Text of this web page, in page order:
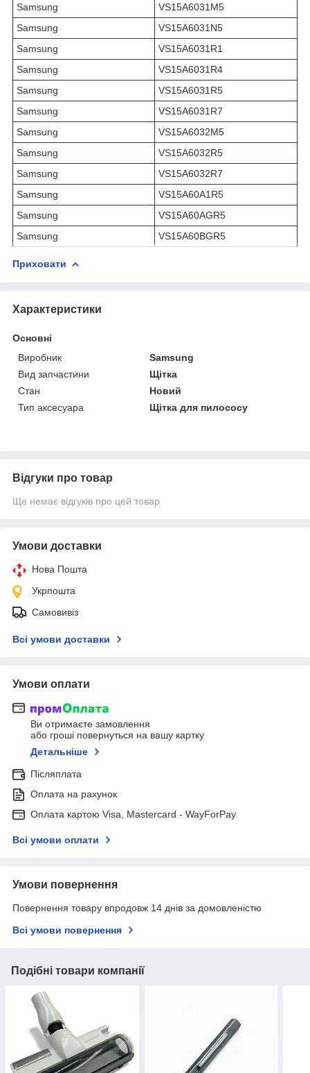
Samsung
VS15A6031M5
Samsung
VS15A6031N5
Samsung
VS15A6031R1
Samsung
VS15A6031R4
Samsung
VS15A6031R5
Samsung
VS15A6031R7
Samsung
VS15A6032M5
Samsung
VS15A6032R5
Samsung
VS15A6032R7
Samsung
VS15A60A1R5
Samsung
VS15A60AGR5
Samsung
VS15A60BGR5
Приховати
Характеристики
Основні
Виробник
Samsung
Вид запчастини
Щітка
Стан
Новий
Тип аксесуара
Щітка для пилососу
Відгуки про товар
Ще немає відгуків про цей товар
Умови доставки
Нова Пошта
Укрпошта
Самовивіз
Всі умови доставки
Умови оплати
Ви отримаєте замовлення
або гроші повернуться на вашу картку
Детальніше
Післяплата
Оплата на рахунок
Оплата картою Visa, Mastercard - WayForPay
Всі умови оплати
Умови повернення
Повернення товару впродовж 14 днів за домовленістю
Всі умови повернення
Подібні товари компанії